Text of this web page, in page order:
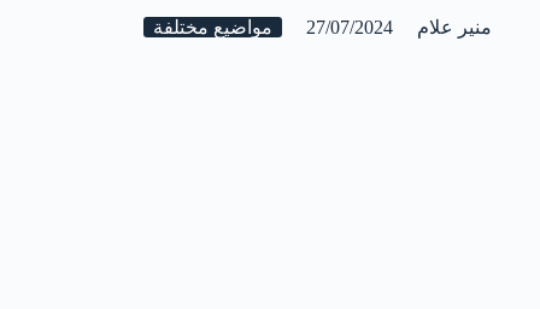
منير علام 27/07/2024 مواضيع مختلفة